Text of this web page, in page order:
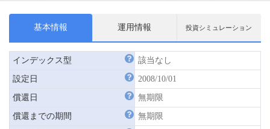
基本情報 運用情報 投資シミュレーション
インデックス型 該当なし
設定日 2008/10/01
償還日 無期限
償還までの期間 無期限